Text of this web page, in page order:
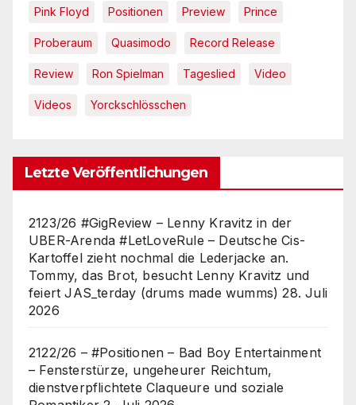
Pink Floyd Positionen Preview Prince
Proberaum Quasimodo Record Release
Review Ron Spielman Tageslied Video
Videos Yorckschlösschen
Letzte Veröffentlichungen
2123/26 #GigReview – Lenny Kravitz in der
UBER-Arenda #LetLoveRule – Deutsche Cis-
Kartoffel zieht nochmal die Lederjacke an.
Tommy, das Brot, besucht Lenny Kravitz und
feiert JAS_terday (drums made wumms) 28. Juli
2026
2122/26 – #Positionen – Bad Boy Entertainment
– Fensterstürze, ungeheurer Reichtum,
dienstverpflichtete Claqueure und soziale